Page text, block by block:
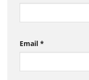
Email *